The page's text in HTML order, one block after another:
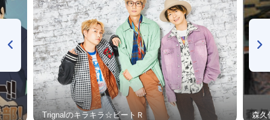
Trignalのキラキラ☆ビートＲ 森久